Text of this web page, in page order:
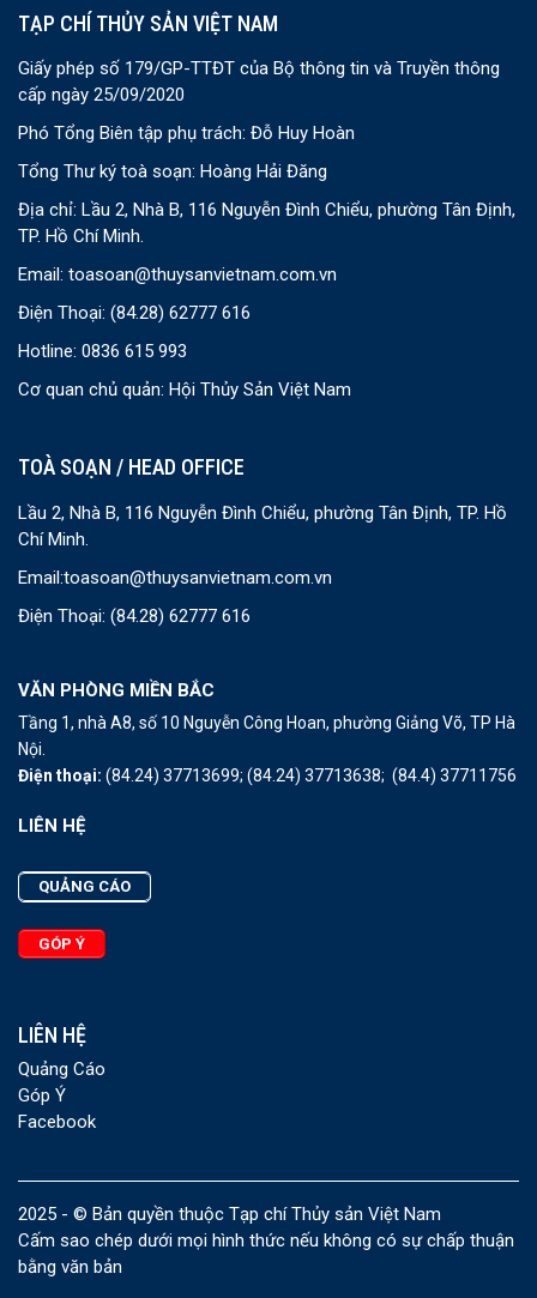
TẠP CHÍ THỦY SẢN VIỆT NAM
Giấy phép số 179/GP-TTĐT của Bộ thông tin và Truyền thông
cấp ngày 25/09/2020
Phó Tổng Biên tập phụ trách: Đỗ Huy Hoàn
Tổng Thư ký toà soạn: Hoàng Hải Đăng
Địa chỉ: Lầu 2, Nhà B, 116 Nguyễn Đình Chiểu, phường Tân Định,
TP. Hồ Chí Minh.
Email: toasoan@thuysanvietnam.com.vn
Điện Thoại: (84.28) 62777 616
Hotline: 0836 615 993
Cơ quan chủ quản: Hội Thủy Sản Việt Nam
TOÀ SOẠN / HEAD OFFICE
Lầu 2, Nhà B, 116 Nguyễn Đình Chiểu, phường Tân Định, TP. Hồ
Chí Minh.
Email:toasoan@thuysanvietnam.com.vn
Điện Thoại: (84.28) 62777 616
VĂN PHÒNG MIỀN BẮC
Tầng 1, nhà A8, số 10 Nguyễn Công Hoan, phường Giảng Võ, TP Hà
Nội.
Điện thoại: (84.24) 37713699; (84.24) 37713638; (84.4) 37711756
LIÊN HỆ
QUẢNG CÁO
GÓP Ý
LIÊN HỆ
Quảng Cáo
Góp Ý
Facebook
2025 - © Bản quyền thuộc Tạp chí Thủy sản Việt Nam
Cấm sao chép dưới mọi hình thức nếu không có sự chấp thuận
bằng văn bản